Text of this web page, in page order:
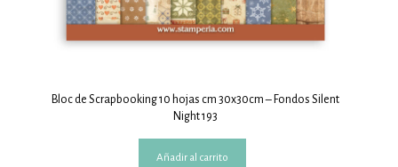
Bloc de Scrapbooking 10 hojas cm 30x30cm – Fondos Silent
Night 193
Añadir al carrito